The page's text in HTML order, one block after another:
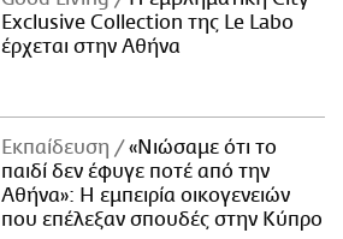
Exclusive Collection της Le Labo
έρχεται στην Αθήνα
Εκπαίδευση
«Νιώσαμε ότι το
παιδί δεν έφυγε ποτέ από την
Αθήνα»: Η εμπειρία οικογενειών
που επέλεξαν σπουδές στην Κύπρο